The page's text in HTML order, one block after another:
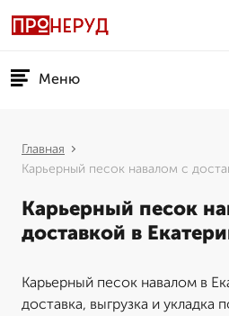
Меню
Главная
Карьерный песок навалом с
Карьерный песок
доставкой в
Карьерный песок навалом в
доставка, выгрузка и укладка